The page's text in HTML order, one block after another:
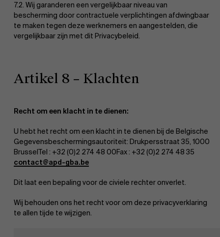
7.2. Wij garanderen een vergelijkbaar niveau van
bescherming door contractuele verplichtingen afdwingbaar
te maken tegen deze werknemers en aangestelden, die
vergelijkbaar zijn met dit Privacybeleid.
Artikel 8 – Klachten
Recht om een klacht in te dienen:
U hebt het recht om een klacht in te dienen bij de Belgische
Gegevensbeschermingsautoriteit: Drukpersstraat 35, 1000
BrusselTel : +32 (0)2 274 48 00Fax : +32 (0)2 274 48 35
contact@apd-gba.be
Dit laat een bepaling voor de civiele rechter onverlet.
Wij behouden ons het recht voor om deze privacyverklaring
te allen tijde te wijzigen.